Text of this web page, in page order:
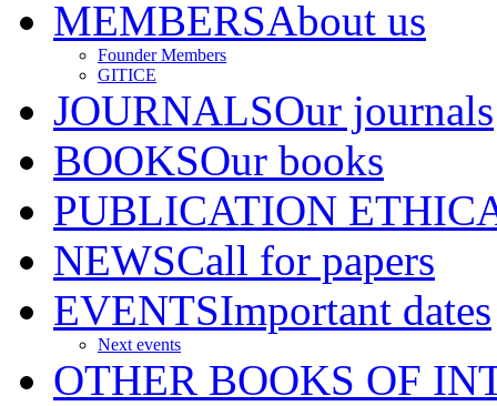
MEMBERSAbout us
Founder Members
GITICE
JOURNALSOur journals
BOOKSOur books
PUBLICATION ETHIC
NEWSCall for papers
EVENTSImportant dates
Next events
OTHER BOOKS OF